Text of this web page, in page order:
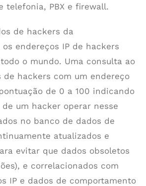
telefonia, PBX e firewall.
de hackers da
endereços IP de hackers
o mundo. Uma consulta ao
de hackers com um endereço
de 0 a 100 indicando
um hacker operar nesse
no banco de dados de
atualizados e
evitar que dados obsoletos
e correlacionados com
IP e dados de comportamento